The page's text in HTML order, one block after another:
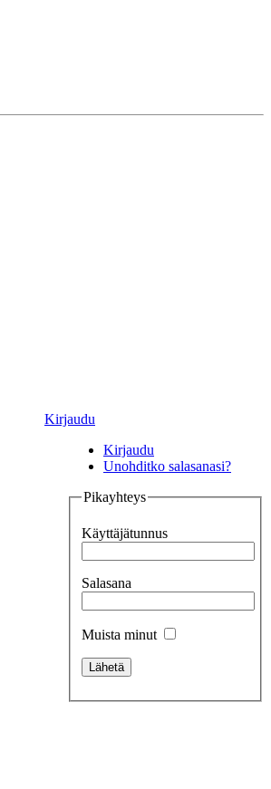
Kirjaudu
Kirjaudu
Unohditko salasanasi?
Pikayhteys
Käyttäjätunnus
Salasana
Muista minut